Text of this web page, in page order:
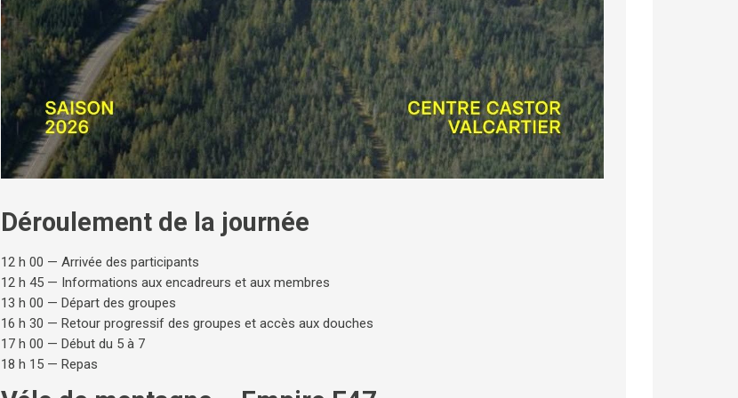
Déroulement de la journée
12 h 00 — Arrivée des participants
12 h 45 — Informations aux encadreurs et aux membres
13 h 00 — Départ des groupes
16 h 30 — Retour progressif des groupes et accès aux douches
17 h 00 — Début du 5 à 7
18 h 15 — Repas